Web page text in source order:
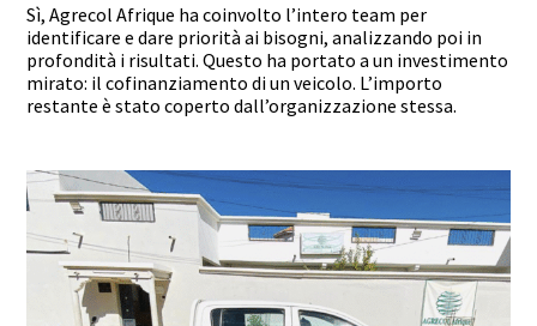
Sì, Agrecol Afrique ha coinvolto l’intero team per
identificare e dare priorità ai bisogni, analizzando poi in
profondità i risultati. Questo ha portato a un investimento
mirato: il cofinanziamento di un veicolo. L’importo
restante è stato coperto dall’organizzazione stessa.